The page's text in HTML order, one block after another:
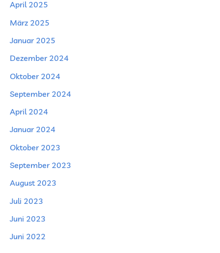
April 2025
März 2025
Januar 2025
Dezember 2024
Oktober 2024
September 2024
April 2024
Januar 2024
Oktober 2023
September 2023
August 2023
Juli 2023
Juni 2023
Juni 2022